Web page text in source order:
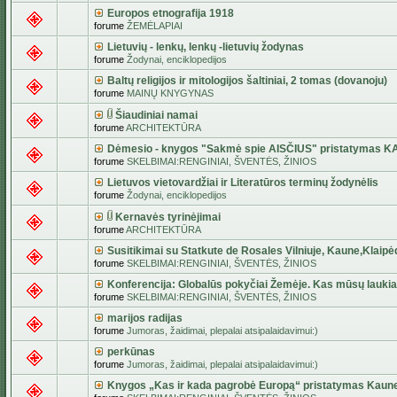
Europos etnografija 1918
forume ŽEMĖLAPIAI
Lietuvių - lenkų, lenkų -lietuvių žodynas
forume Žodynai, enciklopedijos
Baltų religijos ir mitologijos šaltiniai, 2 tomas (dovanoju)
forume MAINŲ KNYGYNAS
Šiaudiniai namai
forumeARCHITEKTŪRA
Dėmesio - knygos "Sakmė spie AISČIUS" pristatymas
forume SKELBIMAI:RENGINIAI, ŠVENTĖS, ŽINIOS
Lietuvos vietovardžiai ir Literatūros terminų žodynėlis
forume Žodynai, enciklopedijos
Kernavės tyrinėjimai
forumeARCHITEKTŪRA
Susitikimai su Statkute de Rosales Vilniuje,
forume SKELBIMAI:RENGINIAI, ŠVENTĖS, ŽINIOS
Konferencija: Globalūs pokyčiai Žemėje. Kas mūsų
forume SKELBIMAI:RENGINIAI, ŠVENTĖS, ŽINIOS
marijos radijas
forume Jumoras, žaidimai, plepalai atsipalaidavimui:)
perkūnas
forume Jumoras, žaidimai, plepalai atsipalaidavimui:)
Knygos „Kas ir kada pagrobė Europą“ pristatymas